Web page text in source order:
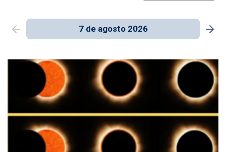
7 de agosto 2026